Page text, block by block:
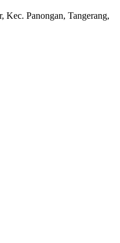
Kec. Panongan, Tangerang,